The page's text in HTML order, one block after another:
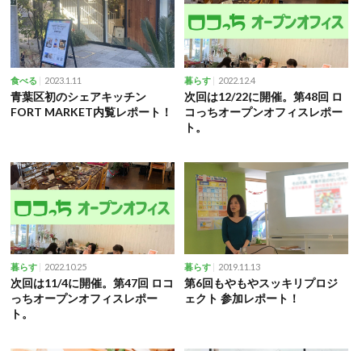
食べる 2023.1.11
青葉区初のシェアキッチン
FORT MARKET内覧レポート！
暮らす 2022.12.4
次回は12/22に開催。第48回 ロ
コっちオープンオフィスレポー
ト。
暮らす 2022.10.25
次回は11/4に開催。第47回 ロコ
っちオープンオフィスレポー
ト。
暮らす 2019.11.13
第6回もやもやスッキリプロジ
ェクト 参加レポート！